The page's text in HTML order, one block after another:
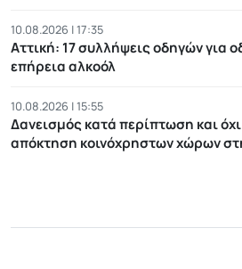
10.08.2026 | 17:35
Αττική: 17 συλλήψεις οδηγών για
επήρεια αλκοόλ
10.08.2026 | 15:55
Δανεισμός κατά περίπτωση και όχι
απόκτηση κοινόχρηστων χώρων